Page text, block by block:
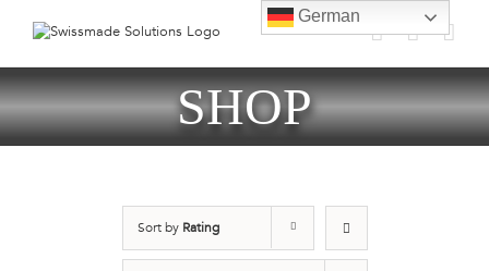
SHOP
Sort by Rating
German